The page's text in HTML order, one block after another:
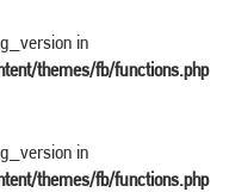
in
themes/fb/functions.php
in
themes/fb/functions.php